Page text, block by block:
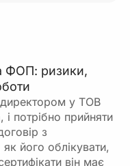
ФОП: ризики,
у ТОВ
потрібно прийняти
з
його облікувати,
він має